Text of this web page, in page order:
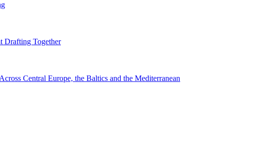
Drafting Together
Central Europe, the Baltics and the Mediterranean